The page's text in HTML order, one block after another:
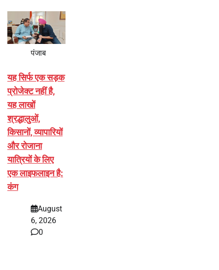
पंजाब
यह सिर्फ एक सड़क
प्रोजेक्ट नहीं है,
यह लाखों
श्रद्धालुओं,
किसानों, व्यापारियों
और रोजाना
यात्रियों के लिए
एक लाइफलाइन है:
कंग
August
6, 2026
0